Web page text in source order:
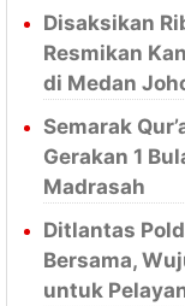
Disaksikan
Resmikan
di Medan
Semarak
Gerakan 1
Madrasah
Ditlantas
Bersama,
untuk